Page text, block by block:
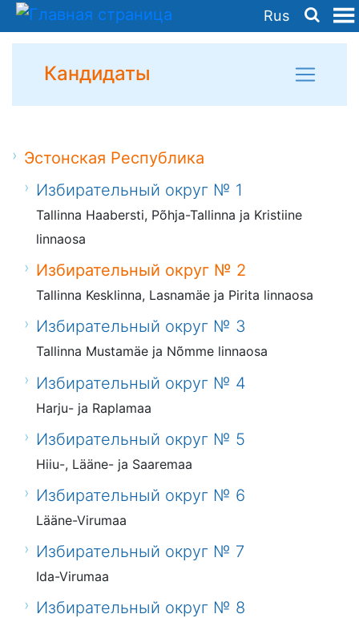
Rus
Кандидаты
Эстонская Республика
Избирательный округ № 1
Tallinna Haabersti, Põhja-Tallinna ja Kristiine
linnaosa
Избирательный округ № 2
Tallinna Kesklinna, Lasnamäe ja Pirita linnaosa
Избирательный округ № 3
Tallinna Mustamäe ja Nõmme linnaosa
Избирательный округ № 4
Harju- ja Raplamaa
Избирательный округ № 5
Hiiu-, Lääne- ja Saaremaa
Избирательный округ № 6
Lääne-Virumaa
Избирательный округ № 7
Ida-Virumaa
Избирательный округ № 8